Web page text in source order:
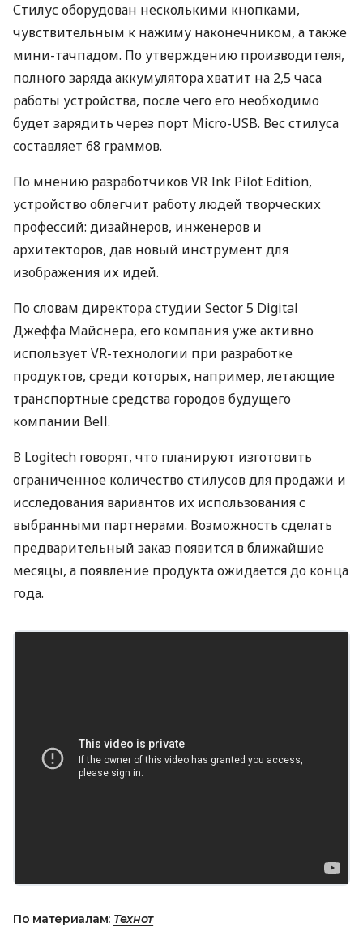
Стилус оборудован несколькими кнопками,
чувствительным к нажиму наконечником, а также
мини-тачпадом. По утверждению производителя,
полного заряда аккумулятора хватит на 2,5 часа
работы устройства, после чего его необходимо
будет зарядить через порт Micro-USB. Вес стилуса
составляет 68 граммов.
По мнению разработчиков VR Ink Pilot Edition,
устройство облегчит работу людей творческих
профессий: дизайнеров, инженеров и
архитекторов, дав новый инструмент для
изображения их идей.
По словам директора студии Sector 5 Digital
Джеффа Майснера, его компания уже активно
использует VR-технологии при разработке
продуктов, среди которых, например, летающие
транспортные средства городов будущего
компании Bell.
В Logitech говорят, что планируют изготовить
ограниченное количество стилусов для продажи и
исследования вариантов их использования с
выбранными партнерами. Возможность сделать
предварительный заказ появится в ближайшие
месяцы, а появление продукта ожидается до конца
года.
По материалам: Технот